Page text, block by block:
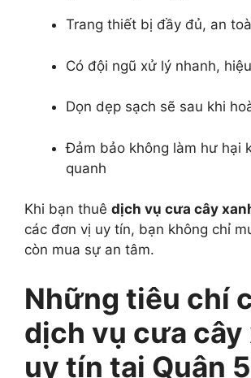
Trang thiết bị đầy đủ, an
Có đội ngũ xử lý nhanh,
Dọn dẹp sạch sẽ sau khi
Đảm bảo không làm hư hại
quanh
Khi bạn thuê dịch vụ cưa cây
các đơn vị uy tín, bạn không chỉ
còn mua sự an tâm.
Những tiêu chí
dịch vụ cưa cây
uy tín tại Quận 5